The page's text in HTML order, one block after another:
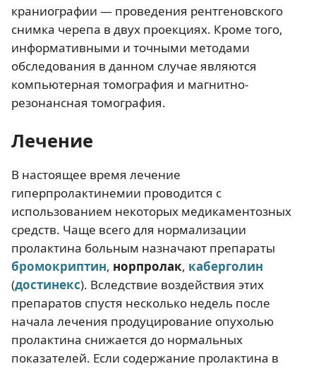
краниографии — проведения рентгеновского
снимка черепа в двух проекциях. Кроме того,
информативными и точными методами
обследования в данном случае являются
компьютерная томография и магнитно-
резонансная томография.
Лечение
В настоящее время лечение
гиперпролактинемии проводится с
использованием некоторых медикаментозных
средств. Чаще всего для нормализации
пролактина больным назначают препараты
бромокриптин, норпролак, каберголин
(достинекс). Вследствие воздействия этих
препаратов спустя несколько недель после
начала лечения продуцирование опухолью
пролактина снижается до нормальных
показателей. Если содержание пролактина в